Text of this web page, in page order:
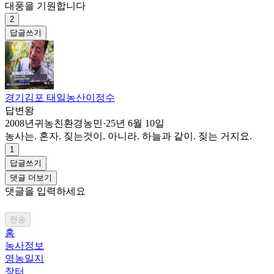
대풍을 기원합니다
2
답글쓰기
경기김포 태일농산이정수
답변왕
2008년귀농친환경농민·25년 6월 10일
농사는. 혼자. 짖는것이. 아니라. 하늘과 같이. 짖는 거지요.
1
답글쓰기
댓글 더보기
댓글을 입력하세요
전송
홈
농사정보
영농일지
장터